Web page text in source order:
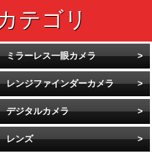
ミラーレス一眼カメラ
レンジファインダーカメラ
デジタルカメラ
レンズ